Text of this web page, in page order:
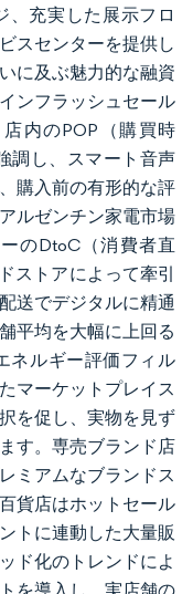
、充実した展示フロ
スセンターを提供し
に及ぶ魅力的な融資
ンフラッシュセール
内のPOP（購買時
調し、スマート音声
購入前の有形的な評
ルゼンチン家電市場
のDtoC（消費者直
ストアによって牽引
送でデジタルに精通
平均を大幅に上回る
ネルギー評価フィル
マーケットプレイス
を促し、実物を見ず
す。専売ブランド店
ミアムなブランドス
貨店はホットセール
トに連動した大量販
ド化のトレンドによ